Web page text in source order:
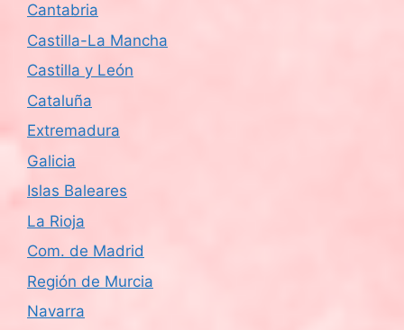
Cantabria
Castilla-La Mancha
Castilla y León
Cataluña
Extremadura
Galicia
Islas Baleares
La Rioja
Com. de Madrid
Región de Murcia
Navarra